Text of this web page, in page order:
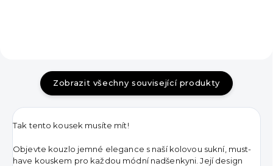
Zobrazit všechny související produkty
Tak tento kousek musíte mít!
Objevte kouzlo jemné elegance s naší kolovou sukní, must-
have kouskem pro každou módní nadšenkyni. Její design